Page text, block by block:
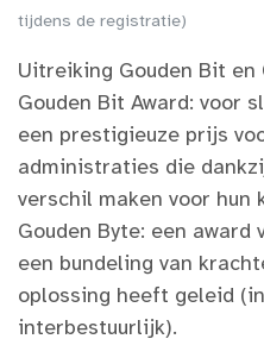
tijdens de registratie)
Uitreiking Gouden Bit en
Gouden Bit Award: voor
een prestigieuze prijs
administraties die
verschil maken voor hun
Gouden Byte: een
een bundeling van
oplossing heeft geleid
interbestuurlijk).